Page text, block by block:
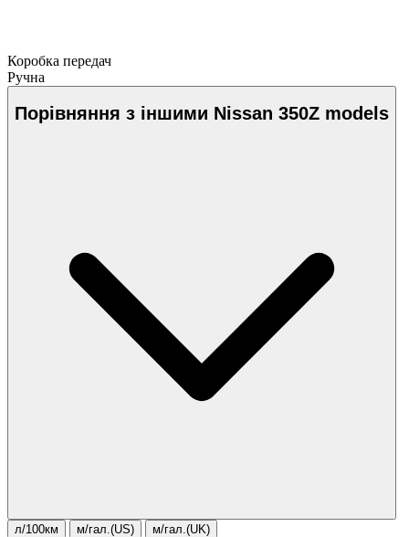
Коробка передач
Ручна
Порівняння з іншими Nissan 350Z models
л/100км м/гал.(US) м/гал.(UK)